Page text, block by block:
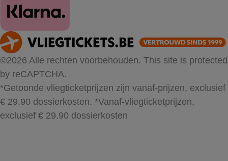
©2026 Alle rechten voorbehouden. This site is protected
by reCAPTCHA.
*Getoonde vliegticketprijzen zijn vanaf-prijzen, exclusief
€ 29.90 dossierkosten. *Vanaf-vliegticketprijzen,
exclusief € 29.90 dossierkosten